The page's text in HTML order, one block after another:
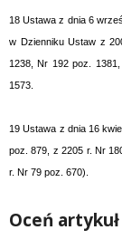
18 Ustawa z dnia 6
w Dzienniku Ustaw z
1238, Nr 192 poz.
1573.
19 Ustawa z dnia 16
poz. 879, z 2205 r. Nr
r. Nr 79 poz. 670).
Oceń artykuł